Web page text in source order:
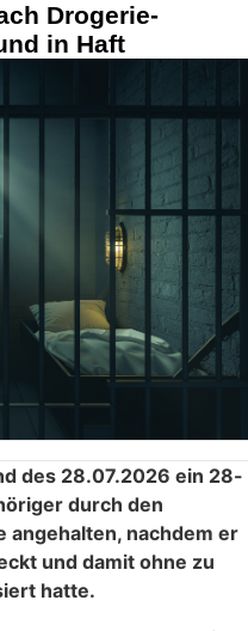
Drogerie-
in Haft
des 28.07.2026 ein 28-
durch den
angehalten, nachdem er
und damit ohne zu
hatte.